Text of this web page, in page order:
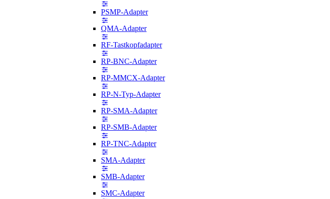
PSMP-Adapter
QMA-Adapter
RF-Tastkopfadapter
RP-BNC-Adapter
RP-MMCX-Adapter
RP-N-Typ-Adapter
RP-SMA-Adapter
RP-SMB-Adapter
RP-TNC-Adapter
SMA-Adapter
SMB-Adapter
SMC-Adapter